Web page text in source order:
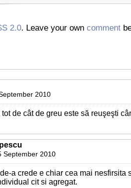
2.0. Leave your own comment
2010
de cât de greu este să reuşeşti
September 2010
a crede e chiar cea mai nesfirsita
cit si agregat.